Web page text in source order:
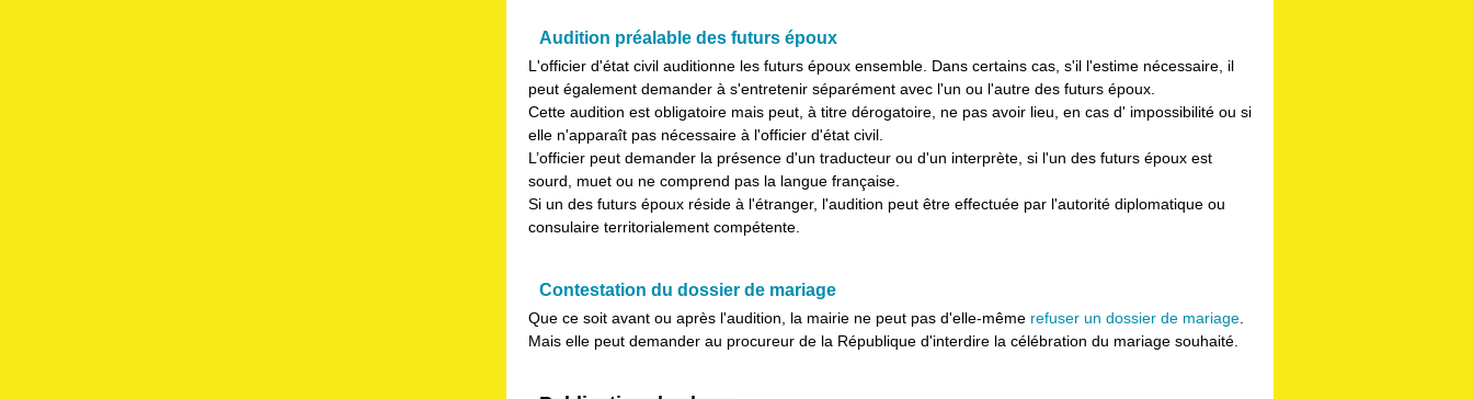
Audition préalable des futurs époux
L'officier d'état civil auditionne les futurs époux ensemble. Dans certains cas, s'il l'estime nécessaire, il
peut également demander à s'entretenir séparément avec l'un ou l'autre des futurs époux.
Cette audition est obligatoire mais peut, à titre dérogatoire, ne pas avoir lieu, en cas d' impossibilité ou si
elle n'apparaît pas nécessaire à l'officier d'état civil.
L’officier peut demander la présence d'un traducteur ou d'un interprète, si l'un des futurs époux est
sourd, muet ou ne comprend pas la langue française.
Si un des futurs époux réside à l'étranger, l'audition peut être effectuée par l'autorité diplomatique ou
consulaire territorialement compétente.
Contestation du dossier de mariage
Que ce soit avant ou après l'audition, la mairie ne peut pas d'elle-même refuser un dossier de mariage
Mais elle peut demander au procureur de la République d'interdire la célébration du mariage souhaité.